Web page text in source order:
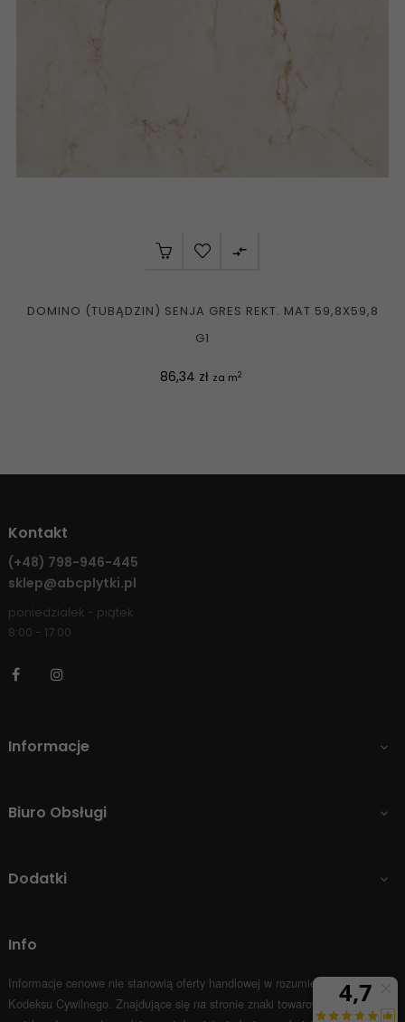

DOMINO (TUBĄDZIN) SENJA GRES REKT. MAT 59,8X59,8
G1
Cena
86,34 zł za m2
Kontakt
(+48) 798-946-445
sklep@abcplytki.pl
poniedziałek - piątek
8:00 - 17:00
Facebook
Informacje 
Biuro Obsługi 
Dodatki 
Info
Informacje cenowe nie stanowią oferty handlowej w rozumieniu Art.66 par.1
Kodeksu Cywilnego. Znajdujące się na stronie znaki towarowe i nazwy firm